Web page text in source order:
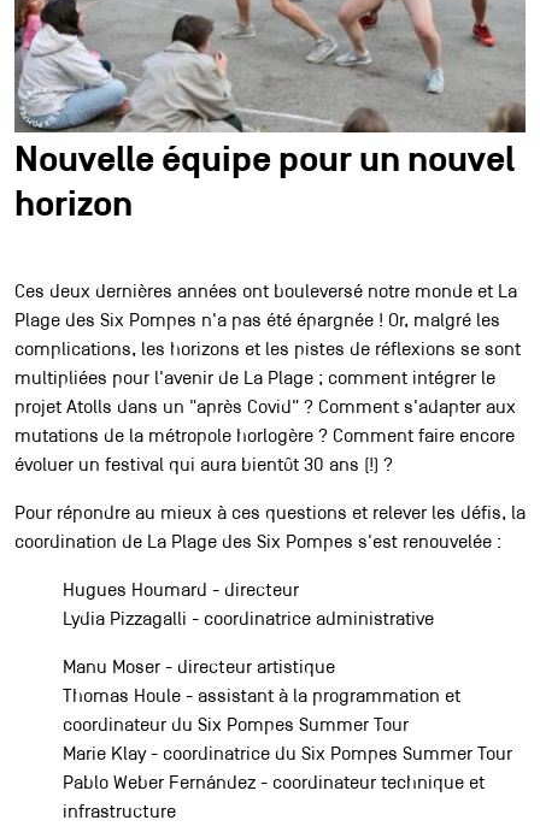
Le Festival
Espace staff
Photos
Partenaires
Accessibilité
Accueil presse
Durabilité et éthique à La Plage
Association des Ami·es de La Plage
Inscription à la newsletter
Nouvelle équipe pour un nouvel
horizon
Ces deux dernières années ont bouleversé notre monde et La
Plage des Six Pompes n'a pas été épargnée ! Or, malgré les
complications, les horizons et les pistes de réflexions se sont
multipliées pour l'avenir de La Plage ; comment intégrer le
projet Atolls dans un "après Covid" ? Comment s'adapter aux
mutations de la métropole horlogère ? Comment faire encore
évoluer un festival qui aura bientôt 30 ans (!) ?
Pour répondre au mieux à ces questions et relever les défis, la
coordination de La Plage des Six Pompes s'est renouvelée :
Hugues Houmard - directeur
Lydia Pizzagalli - coordinatrice administrative
Manu Moser - directeur artistique
Thomas Houle - assistant à la programmation et
coordinateur du Six Pompes Summer Tour
Marie Klay - coordinatrice du Six Pompes Summer Tour
Pablo Weber Fernández - coordinateur technique et
infrastructure